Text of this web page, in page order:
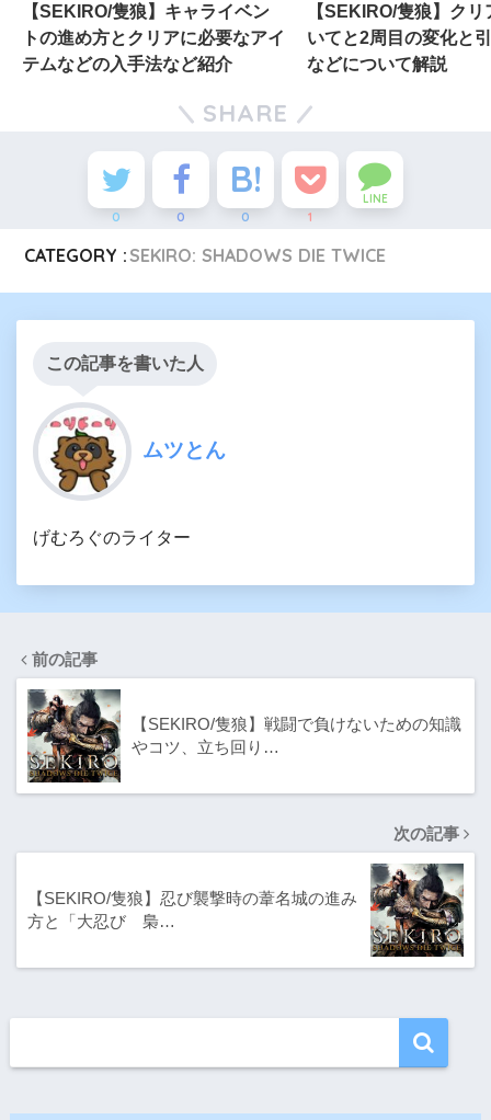
【SEKIRO/隻狼】キャライベン
トの進め方とクリアに必要なアイ
テムなどの入手法など紹介
【SEKIRO/隻狼】ク
いてと2周目の変化と
などについて解説
SHARE
0 0 0 1
LINE
CATEGORY :SEKIRO: SHADOWS DIE TWICE
この記事を書いた人
ムツとん
げむろぐのライター
前の記事
【SEKIRO/隻狼】戦闘で負けないための知識
やコツ、立ち回り…
次の記事
【SEKIRO/隻狼】忍び襲撃時の葦名城の進み
方と「大忍び 梟…